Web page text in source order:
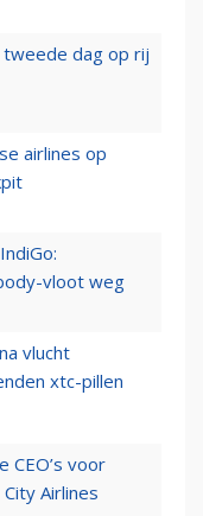
dag op rij
airlines op
vloot weg
vlucht
xtc-pillen
CEO’s voor
Airlines